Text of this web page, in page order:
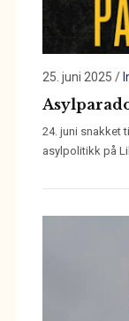
25. juni 2025 /
24. juni snakket
asylpolitikk på